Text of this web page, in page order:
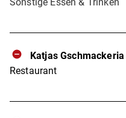
Katjas Gschmackeria
Restaurant